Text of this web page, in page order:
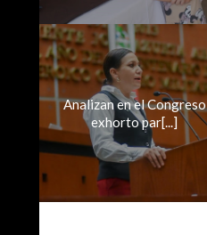
Analizan en el Congreso
exhorto par[...]